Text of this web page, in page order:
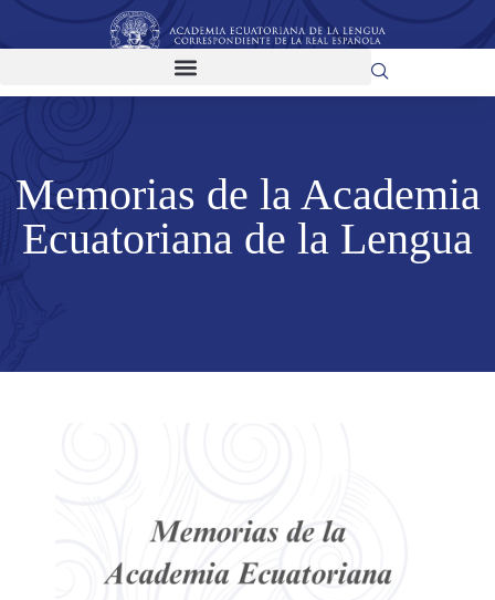
Memorias de la Academia
Ecuatoriana de la Lengua